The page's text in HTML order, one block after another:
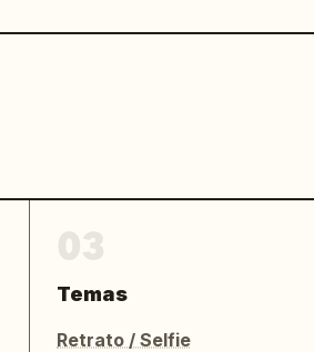
Temas
Retrato / Selfie